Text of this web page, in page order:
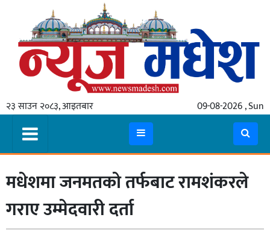
२३ साउन २०८३, आइतबार 09-08-2026 , Sun
गृहपृष्ठ
स्थानीय
प्रदेश
मधेश
प्रदेश
लुम्बिनी
मधेशमा जनमतको तर्फबाट रामशंकरले
गराए उम्मेदवारी दर्ता